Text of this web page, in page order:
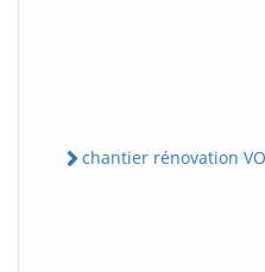
chantier rénovation